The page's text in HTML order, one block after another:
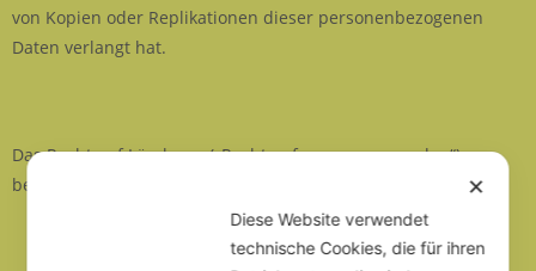
von Kopien oder Replikationen dieser personenbezogenen
Daten verlangt hat.
Das Recht auf Löschung („Recht auf vergessen werden“)
besteht nicht, soweit die Verarbeitung erforderlich ist:
✕
Diese Website verwendet
technische Cookies, die für ihren